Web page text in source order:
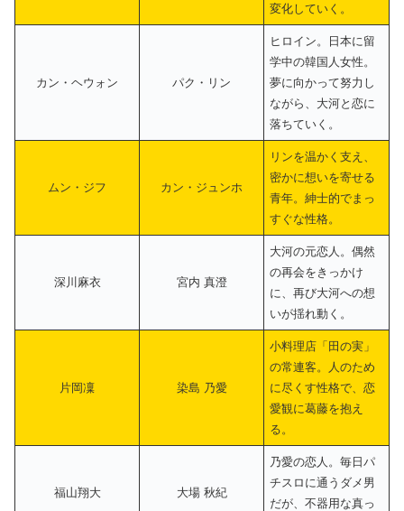
変化していく。
カン・ヘウォン パク・リン
ヒロイン。日本に留
学中の韓国人女性。
夢に向かって努力し
ながら、大河と恋に
落ちていく。
ムン・ジフ カン・ジュンホ
リンを温かく支え、
密かに想いを寄せる
青年。紳士的でまっ
すぐな性格。
深川麻衣 宮内 真澄
大河の元恋人。偶然
の再会をきっかけ
に、再び大河への想
いが揺れ動く。
片岡凜 染島 乃愛
小料理店「田の実」
の常連客。人のため
に尽くす性格で、恋
愛観に葛藤を抱え
る。
福山翔大 大場 秋紀
乃愛の恋人。毎日パ
チスロに通うダメ男
だが、不器用な真っ